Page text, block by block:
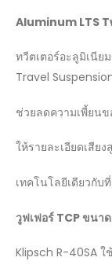
Aluminum LTS
ทวีตเตอร์อะลูมิเนีย
Travel
ช่วยลดความเพี้ยนข
ให้รายละเอียดเสีย
เทคโนโลยีเดียวกับ
วูฟเฟอร์ TCP ขนา
Klipsch R-40SA ใ